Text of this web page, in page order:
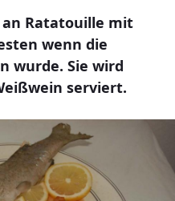
an Ratatouille mit
wenn die
wurde. Sie wird
serviert.